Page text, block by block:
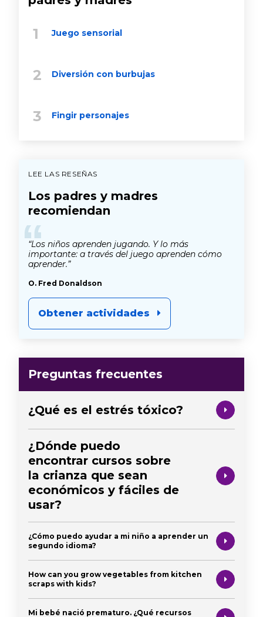
Juego sensorial
Diversión con burbujas
Fingir personajes
LEE LAS RESEÑAS
Los padres y madres
recomiendan
“
“Los niños aprenden jugando. Y lo más
importante: a través del juego aprenden cómo
aprender.”
O. Fred Donaldson
Obtener actividades
Preguntas frecuentes
¿Qué es el estrés tóxico?
¿Dónde puedo
encontrar cursos sobre
la crianza que sean
económicos y fáciles de
usar?
¿Cómo puedo ayudar a mi niño a aprender un
segundo idioma?
How can you grow vegetables from kitchen
scraps with kids?
Mi bebé nació prematuro. ¿Qué recursos